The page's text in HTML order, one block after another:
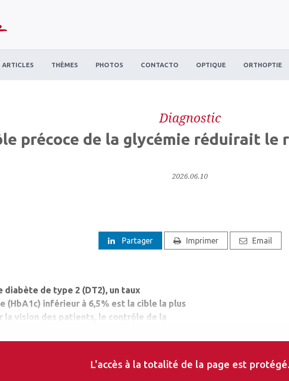
ARTICLES THÈMES PHOTOS CONTACTO OPTIQUE ORTHOPTIE
Diagnostic
précoce de la glycémie réduirait
2026.06.10
Partager Imprimer Email
diabète de type 2 (DT2), un taux
(HbA1c) inférieur à 6,5 % est la cible la plus
vision des patients, le contrôle de la
microvasculaires, dont la rétinopathie.
L'accès à la totalité de la page est